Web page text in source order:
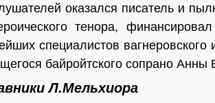
оказался писатель и
тенора,
специалистов вагнеровского
байройтского сопрано Анны
Л.Мельхиора